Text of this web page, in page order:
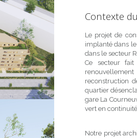
Contexte
Le projet de
implanté dans
dans le secteur
Ce secteur fait
reconstruction
quartier
gare La
vert en
Notre projet